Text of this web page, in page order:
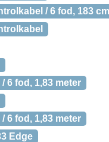
/ 6 fod, 183 cm
6 fod, 1,83 meter
6 fod, 1,83 meter
Edge